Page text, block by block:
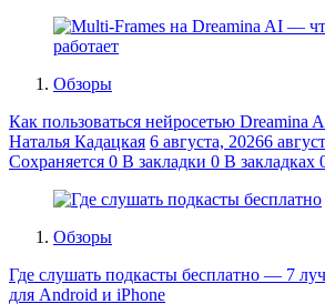
Обзоры
Как пользоваться нейросетью Dreamina
Наталья Кадацкая 6 августа, 20266
Сохраняется 0 В закладки 0 В закладках
Обзоры
Где слушать подкасты бесплатно — 7
для Android и iPhone